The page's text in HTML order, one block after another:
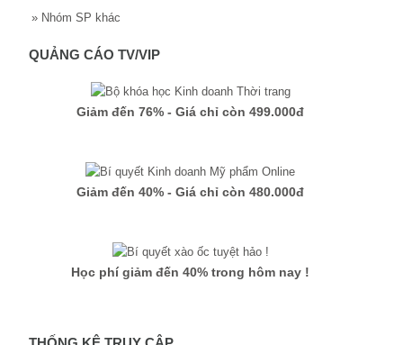
» Nhóm SP khác
QUẢNG CÁO TV/VIP
Giảm đến 76% - Giá chỉ còn 499.000đ
Giảm đến 40% - Giá chỉ còn 480.000đ
Học phí giảm đến 40% trong hôm nay !